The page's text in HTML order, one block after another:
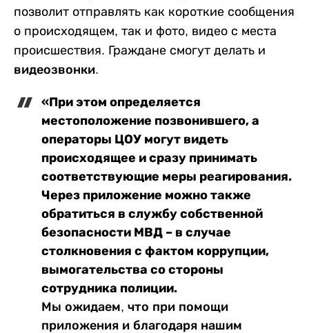
позволит отправлять как короткие сообщения
о происходящем, так и фото, видео с места
происшествия. Граждане смогут делать и
видеозвонки.
«При этом определяется
местоположение позвонившего, а
операторы ЦОУ могут видеть
происходящее и сразу принимать
соответствующие меры реагирования.
Через приложение можно также
обратиться в службу собственной
безопасности МВД – в случае
столкновения с фактом коррупции,
вымогательства со стороны
сотрудника полиции.
Мы ожидаем, что при помощи
приложения и благодаря нашим